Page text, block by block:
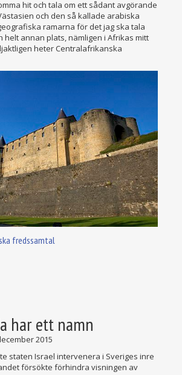
hit och tala om ett sådant avgörande
och den så kallade arabiska
ramarna för det jag ska tala
helt annan plats, nämligen i Afrikas mitt
heter Centralafrikanska
fredssamtal
har ett namn
2015
staten Israel intervenera i Sveriges inre
försökte förhindra visningen av